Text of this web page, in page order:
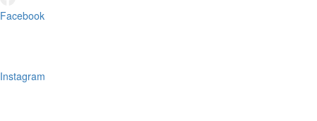
Facebook
Instagram